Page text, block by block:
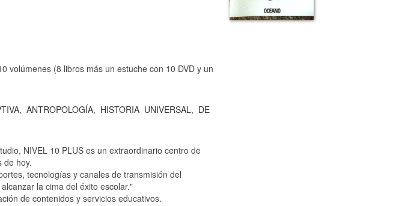
volúmenes (8 libros más un estuche con 10 DVD y un
ANTROPOLOGÍA, HISTORIA UNIVERSAL, DE
NIVEL 10 PLUS es un extraordinario centro de
de hoy.
tecnologías y canales de transmisión del
la cima del éxito escolar."
de contenidos y servicios educativos.